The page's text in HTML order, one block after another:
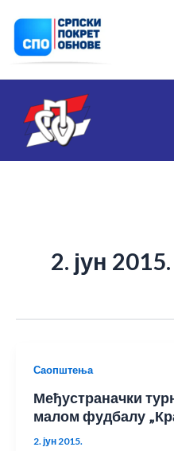
садржај
2. јун 2015.
Саопштења
Међустраначки
малом фудбалу
2. јун 2015.